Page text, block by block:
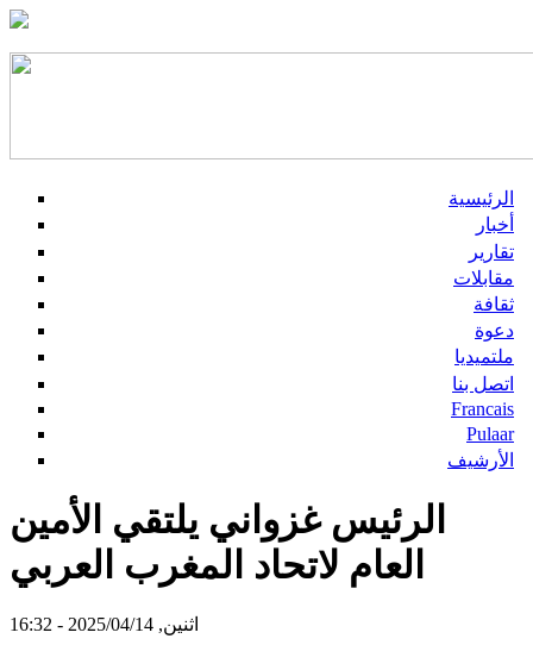
الرئيسية
أخبار
تقارير
مقابلات
ثقافة
دعوة
ملتميديا
اتصل بنا
Francais
Pulaar
الأرشيف
الرئيس غزواني يلتقي الأمين
العام لاتحاد المغرب العربي
اثنين, 2025/04/14 - 16:32